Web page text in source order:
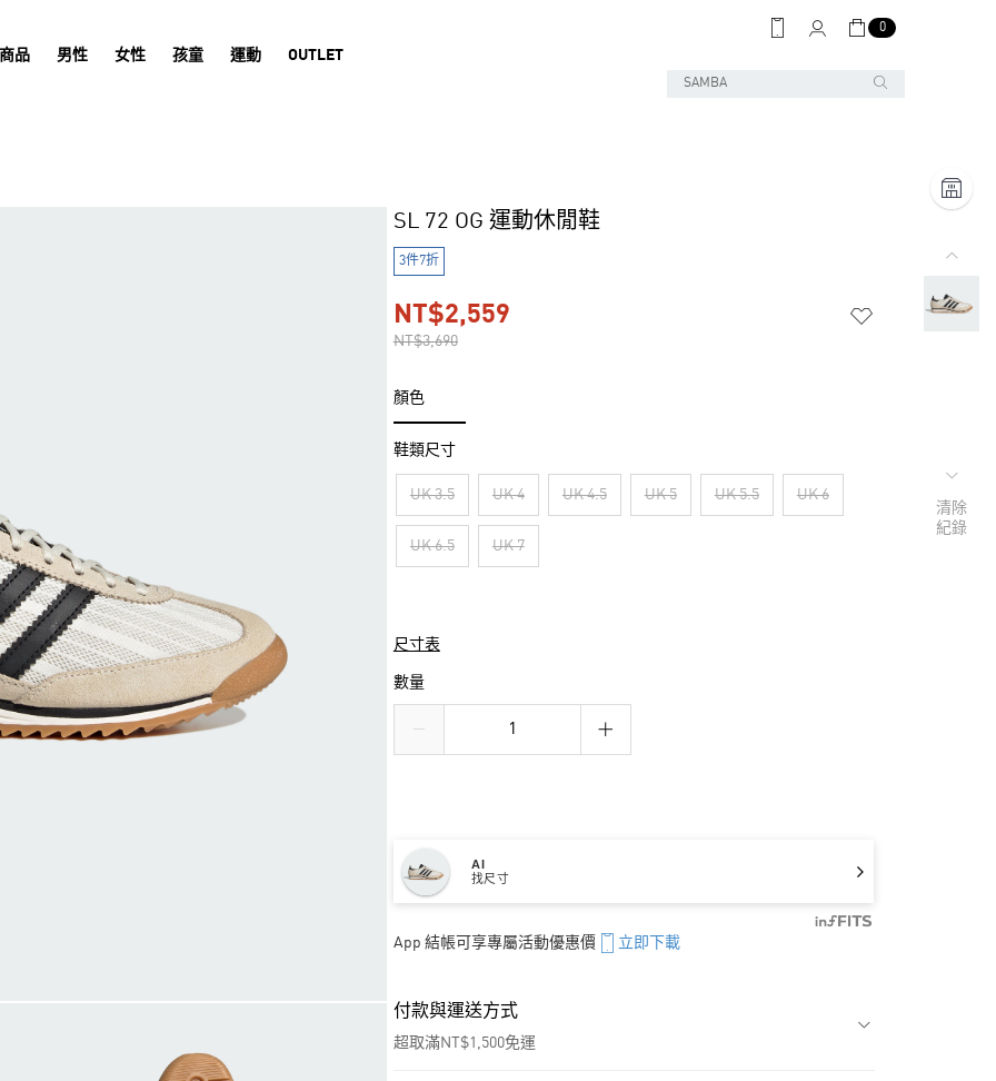
0
品 男性 女性 孩童 運動 OUTLET
SL 72 OG 運動休閒鞋
3件7折
NT$3,690
NT$2,559
顏色
鞋類尺寸
UK 3.5 UK 4 UK 4.5 UK 5 UK 5.5 UK 6
UK 6.5 UK 7
尺寸表
數量
AI
找尺寸
App 結帳可享專屬活動優惠價 立即下載
付款與運送方式
超取滿NT$1,500免運
清除
紀錄